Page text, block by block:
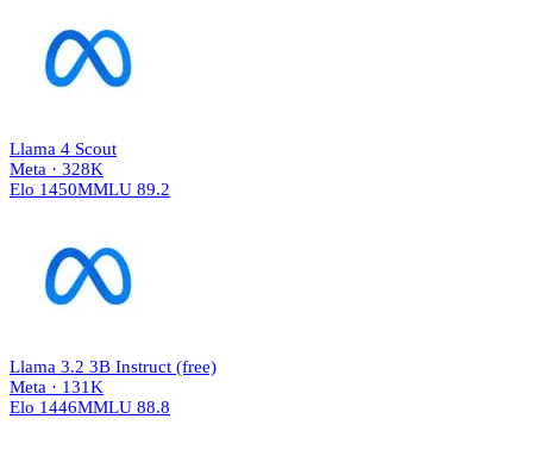
Llama 4 Scout
Meta · 328K
Elo 1450MMLU 89.2
Llama 3.2 3B Instruct (free)
Meta · 131K
Elo 1446MMLU 88.8